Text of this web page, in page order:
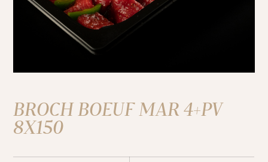
BROCH BOEUF MAR 4+PV
8X150